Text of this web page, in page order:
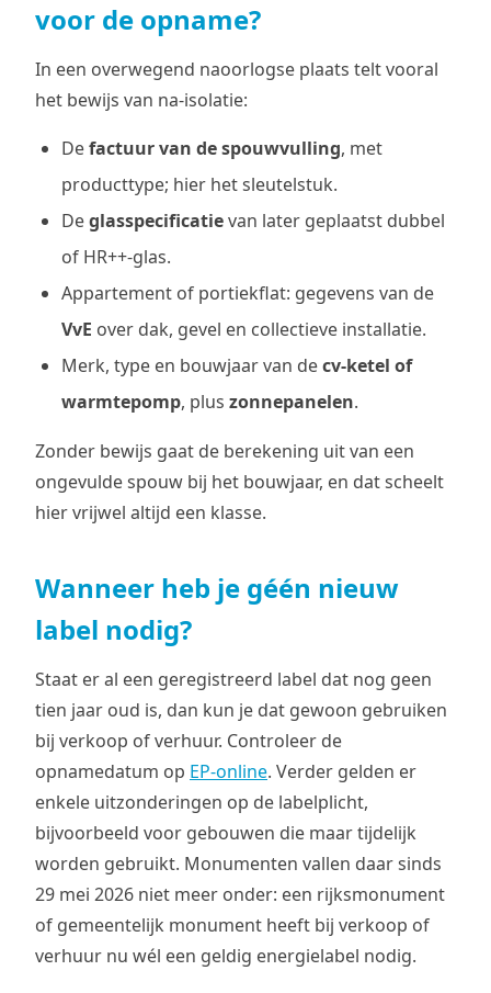
voor de opname?
In een overwegend naoorlogse plaats telt vooral
het bewijs van na-isolatie:
Defactuur van de spouwvulling, met
producttype; hier het sleutelstuk.
Deglasspecificatievan later geplaatst dubbel
of HR++-glas.
Appartement of portiekflat: gegevens van de
VvE over dak, gevel en collectieve installatie.
Merk, type en bouwjaar van decv-ketel of
warmtepomp, plus zonnepanelen.
Zonder bewijs gaat de berekening uit van een
ongevulde spouw bij het bouwjaar, en dat scheelt
hier vrijwel altijd een klasse.
Wanneer heb je géén nieuw
label nodig?
Staat er al een geregistreerd label dat nog geen
tien jaar oud is, dan kun je dat gewoon gebruiken
bij verkoop of verhuur. Controleer de
opnamedatum op EP-online. Verder gelden er
enkele uitzonderingen op de labelplicht,
bijvoorbeeld voor gebouwen die maar tijdelijk
worden gebruikt. Monumenten vallen daar sinds
29 mei 2026 niet meer onder: een rijksmonument
of gemeentelijk monument heeft bij verkoop of
verhuur nu wél een geldig energielabel nodig.